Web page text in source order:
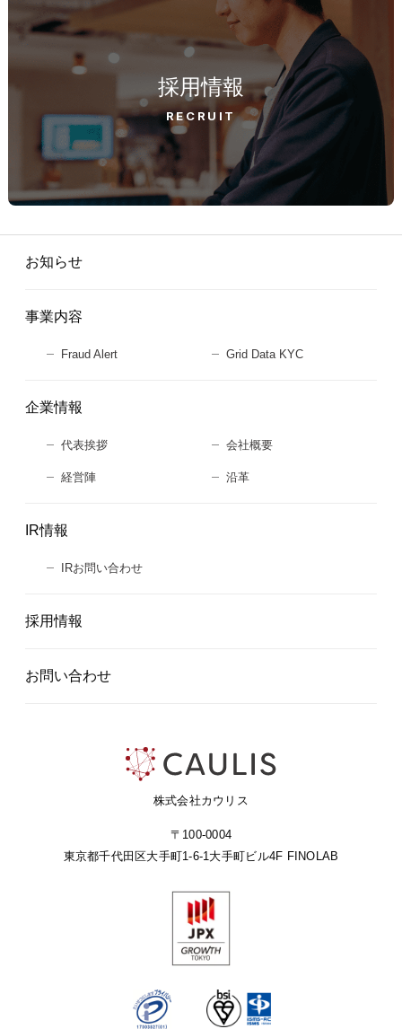
採用情報
RECRUIT
株式会社カウリス
〒100-0004
東京都千代田区大手町1-6-1 大手町ビル4F FINOLAB
お知らせ
事業内容
Fraud Alert Grid Data KYC
企業情報
代表挨拶 会社概要
経営陣 沿革
IR情報
IRお問い合わせ
採用情報
お問い合わせ